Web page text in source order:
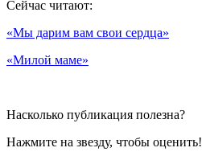
Сейчас читают:
«Мы дарим вам свои сердца»
«Милой маме»
Насколько публикация полезна?
Нажмите на звезду, чтобы оценить!